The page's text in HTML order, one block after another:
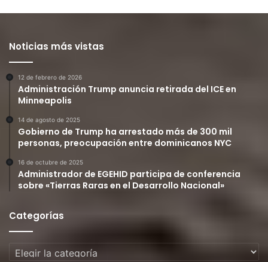
Noticias más vistas
12 de febrero de 2026
Administración Trump anuncia retirada del ICE en
Minneapolis
14 de agosto de 2025
Gobierno de Trump ha arrestado más de 300 mil
personas, preocupación entre dominicanos NYC
16 de octubre de 2025
Administrador de EGEHID participa de conferencia
sobre «Tierras Raras en el Desarrollo Nacional»
Categorías
Categorías